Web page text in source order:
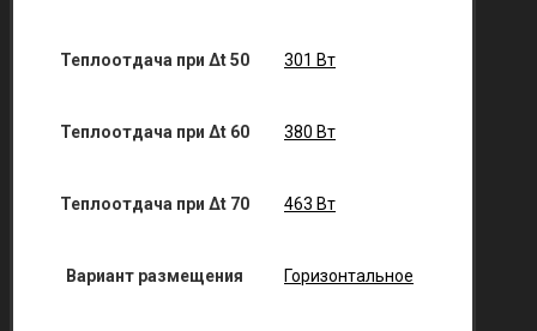
Теплоотдача при Δt 50 301 Вт
Теплоотдача при Δt 60 380 Вт
Теплоотдача при Δt 70 463 Вт
Вариант размещения Горизонтальное